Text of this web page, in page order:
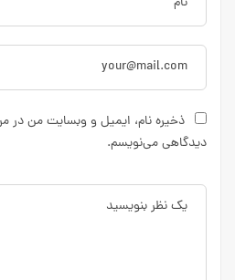
ذخیره نام، ایمیل و وبسایت من در
دیدگاهی می‌نویسم.